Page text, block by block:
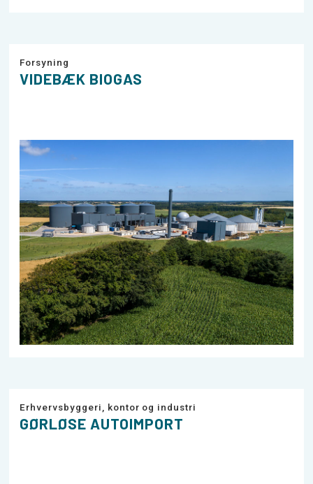
Forsyning
VIDEBÆK BIOGAS
Erhvervsbyggeri, kontor og industri
GØRLØSE AUTOIMPORT